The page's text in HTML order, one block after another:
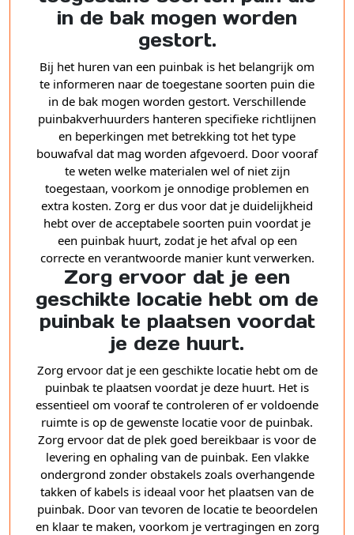
in de bak mogen worden
gestort.
Bij het huren van een puinbak is het belangrijk om
te informeren naar de toegestane soorten puin die
in de bak mogen worden gestort. Verschillende
puinbakverhuurders hanteren specifieke richtlijnen
en beperkingen met betrekking tot het type
bouwafval dat mag worden afgevoerd. Door vooraf
te weten welke materialen wel of niet zijn
toegestaan, voorkom je onnodige problemen en
extra kosten. Zorg er dus voor dat je duidelijkheid
hebt over de acceptabele soorten puin voordat je
een puinbak huurt, zodat je het afval op een
correcte en verantwoorde manier kunt verwerken.
Zorg ervoor dat je een
geschikte locatie hebt om de
puinbak te plaatsen voordat
je deze huurt.
Zorg ervoor dat je een geschikte locatie hebt om de
puinbak te plaatsen voordat je deze huurt. Het is
essentieel om vooraf te controleren of er voldoende
ruimte is op de gewenste locatie voor de puinbak.
Zorg ervoor dat de plek goed bereikbaar is voor de
levering en ophaling van de puinbak. Een vlakke
ondergrond zonder obstakels zoals overhangende
takken of kabels is ideaal voor het plaatsen van de
puinbak. Door van tevoren de locatie te beoordelen
en klaar te maken, voorkom je vertragingen en zorg